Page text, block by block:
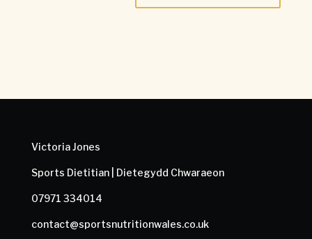
Victoria Jones
Sports Dietitian | Dietegydd Chwaraeon
07971 334014
contact@sportsnutritionwales.co.uk